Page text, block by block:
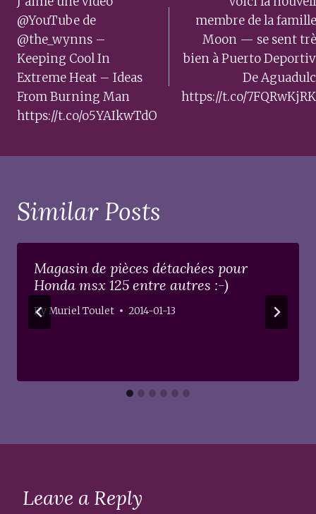
navigation
@YouTube de
@the_wynns –
Keeping Cool In
Extreme Heat – Ideas
From Burning Man
https://t.co/o5YAIkwTdO
membre de la
Moon — se sent
bien à Puerto
De
https://t.co/
Similar Posts
Magasin de pièces détachées pour
Honda msx 125 entre autres :-)
ByMuriel Toulet 2014-01-13
Leave a Reply